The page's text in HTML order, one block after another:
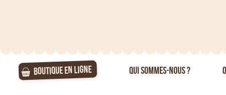
BOUTIQUE EN LIGNE QUI SOMMES-NOUS ?